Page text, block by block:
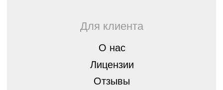
Создание и продвижение
интернет-магазина